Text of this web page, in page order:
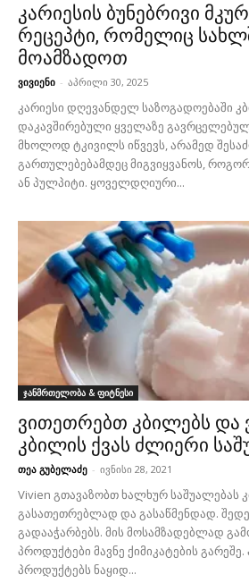
კარიესის ბუნებრივი
რეცეპტი, რომელიც
მოამზადოთ
ვივიენი - აპრილი 30, 2025
კარიესი დღევანდელ საზოგადოებაში
დაკავშირებული ყველაზე
მხოლოდ ტკივილს იწვევს, არამედ
გართულებებამდეც მიგვიყვანოს,
ან პულპიტი. ყოველდღიური...
ჯანმრთელობა & ფიტნესი
ვითეთრებთ კბილებს და
კბილის ქვას ძლიერი
თეა გუბელაძე - ივნისი 28, 2021
Vivien გთავაზობთ ხალხურ საშუალებას
გასათეთრებლად და გასაწმენდად.
გადააჭარბებს. მის მოსამზადებლად
პროდუქტები მავნე ქიმიკატების
პროდუქტებს ნაყიდ...